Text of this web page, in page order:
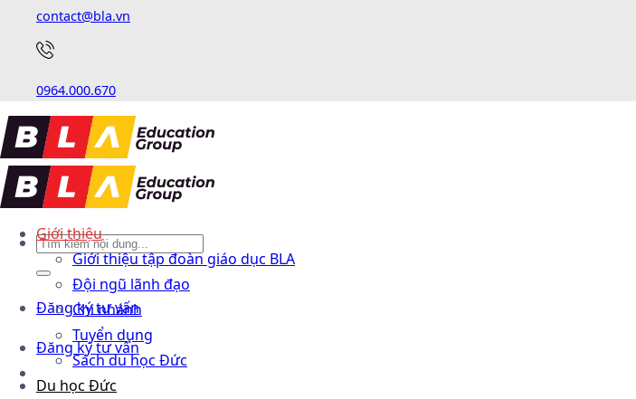
contact@bla.vn
0964.000.670
Đăng ký tư vấn
Đăng ký tư vấn
Giới thiệu
Giới thiệu tập đoàn giáo dục BLA
Đội ngũ lãnh đạo
Chi nhánh
Tuyển dụng
Sách du học Đức
Du học Đức